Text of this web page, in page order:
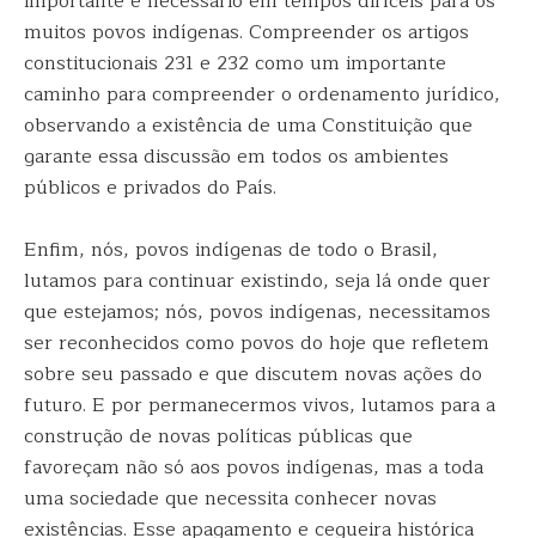
muitos povos indígenas. Compreender os artigos
constitucionais 231 e 232 como um importante
caminho para compreender o ordenamento jurídico,
observando a existência de uma Constituição que
garante essa discussão em todos os ambientes
públicos e privados do País.
Enfim, nós, povos indígenas de todo o Brasil,
lutamos para continuar existindo, seja lá onde quer
que estejamos; nós, povos indígenas, necessitamos
ser reconhecidos como povos do hoje que refletem
sobre seu passado e que discutem novas ações do
futuro. E por permanecermos vivos, lutamos para a
construção de novas políticas públicas que
favoreçam não só aos povos indígenas, mas a toda
uma sociedade que necessita conhecer novas
existências. Esse apagamento e cegueira histórica